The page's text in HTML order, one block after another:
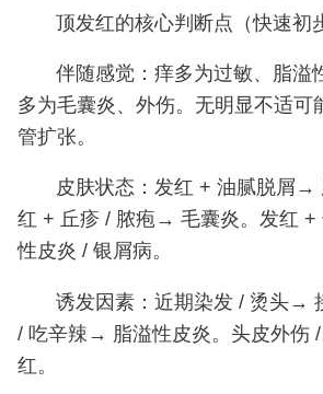
顶发红的核心判断点（快速初
伴随感觉：痒多为过敏、脂溢
多为毛囊炎、外伤。无明显不适可
管扩张。
皮肤状态：发红 + 油腻脱屑→
红 + 丘疹 / 脓疱→ 毛囊炎。发红
性皮炎 / 银屑病。
诱发因素：近期染发 / 烫头→
/ 吃辛辣→ 脂溢性皮炎。头皮外伤
红。